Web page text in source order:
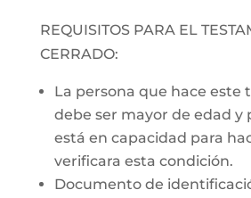
REQUISITOS PARA EL
CERRADO:
La persona que hace este
debe ser mayor de edad y
está en capacidad para
verificara esta condición.
Documento de